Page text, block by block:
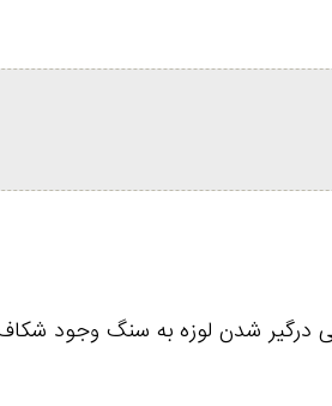
درگیر شدن لوزه به سنگ وجود